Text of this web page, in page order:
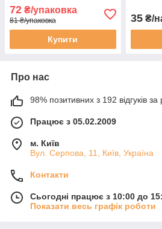
72 ₴/упаковка
81 ₴/упаковка
Купити
35₴/
Про нас
98% позитивних з 192 відгуків за
Працює з 05.02.2009
м. Київ
Вул. Серпова, 11, Київ, Україна
Контакти
Сьогодні працює з 10:00 до
Показати весь графік роботи